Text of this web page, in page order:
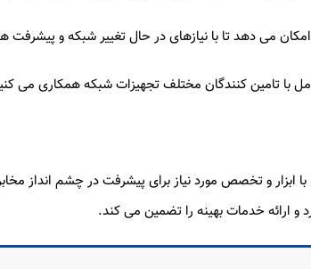
می دهد تا با نیازهای در حال تغییر شبکه و پیشرفت
با تامین کنندگان مختلف تجهیزات شبکه همکاری می
و ارائه خدمات بهینه را تضمین می کند.